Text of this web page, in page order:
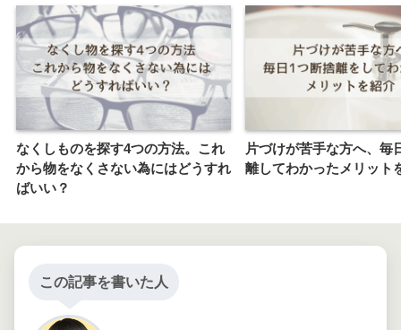
なくしものを探す4つの方法。これ
から物をなくさない為にはどうすれ
ばいい？
片づけが苦手な方へ、毎
離してわかったメリット
この記事を書いた人